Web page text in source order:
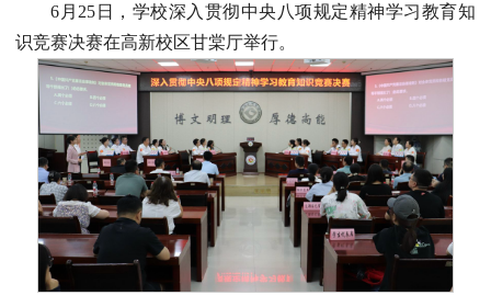
6月25日，学校深入贯彻中央八项规定精神学习教育知
识竞赛决赛在高新校区甘棠厅举行。